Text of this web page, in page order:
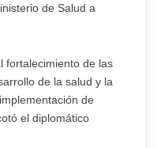
de Salud a
fortalecimiento de las
de la salud y la
de
el diplomático